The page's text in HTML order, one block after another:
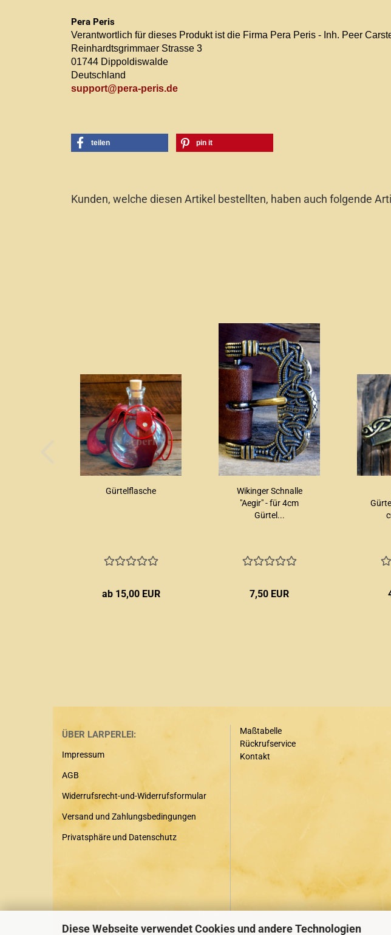
Diese Webseite verwendet Cookies und andere Technologien
Pera Peris
Verantwortlich für dieses Produkt ist die Firma Pera Peris - Inh. Peer
Reinhardtsgrimmaer Strasse 3
01744 Dippoldiswalde
Deutschland
support@pera-peris.de
teilen pin it
Kunden, welche diesen Artikel bestellten, haben auch folgende
Gürtelflasche
ab 15,00 EUR
Wikinger Schnalle
"Aegir" - für 4cm
Gürtel...
7,50 EUR
ÜBER LARPERLEI:
Impressum
AGB
Widerrufsrecht-und-Widerrufsformular
Versand und Zahlungsbedingungen
Privatsphäre und Datenschutz
Maßtabelle
Rückrufservice
Kontakt